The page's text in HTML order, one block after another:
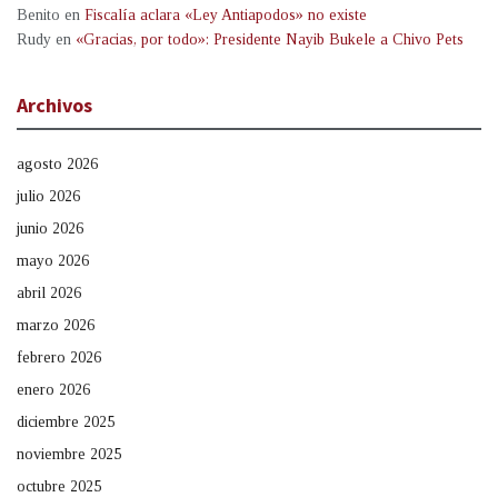
Benito en Fiscalía aclara «Ley Antiapodos» no existe
Rudy en «Gracias, por todo»: Presidente Nayib Bukele a Chivo Pets
Archivos
agosto 2026
julio 2026
junio 2026
mayo 2026
abril 2026
marzo 2026
febrero 2026
enero 2026
diciembre 2025
noviembre 2025
octubre 2025